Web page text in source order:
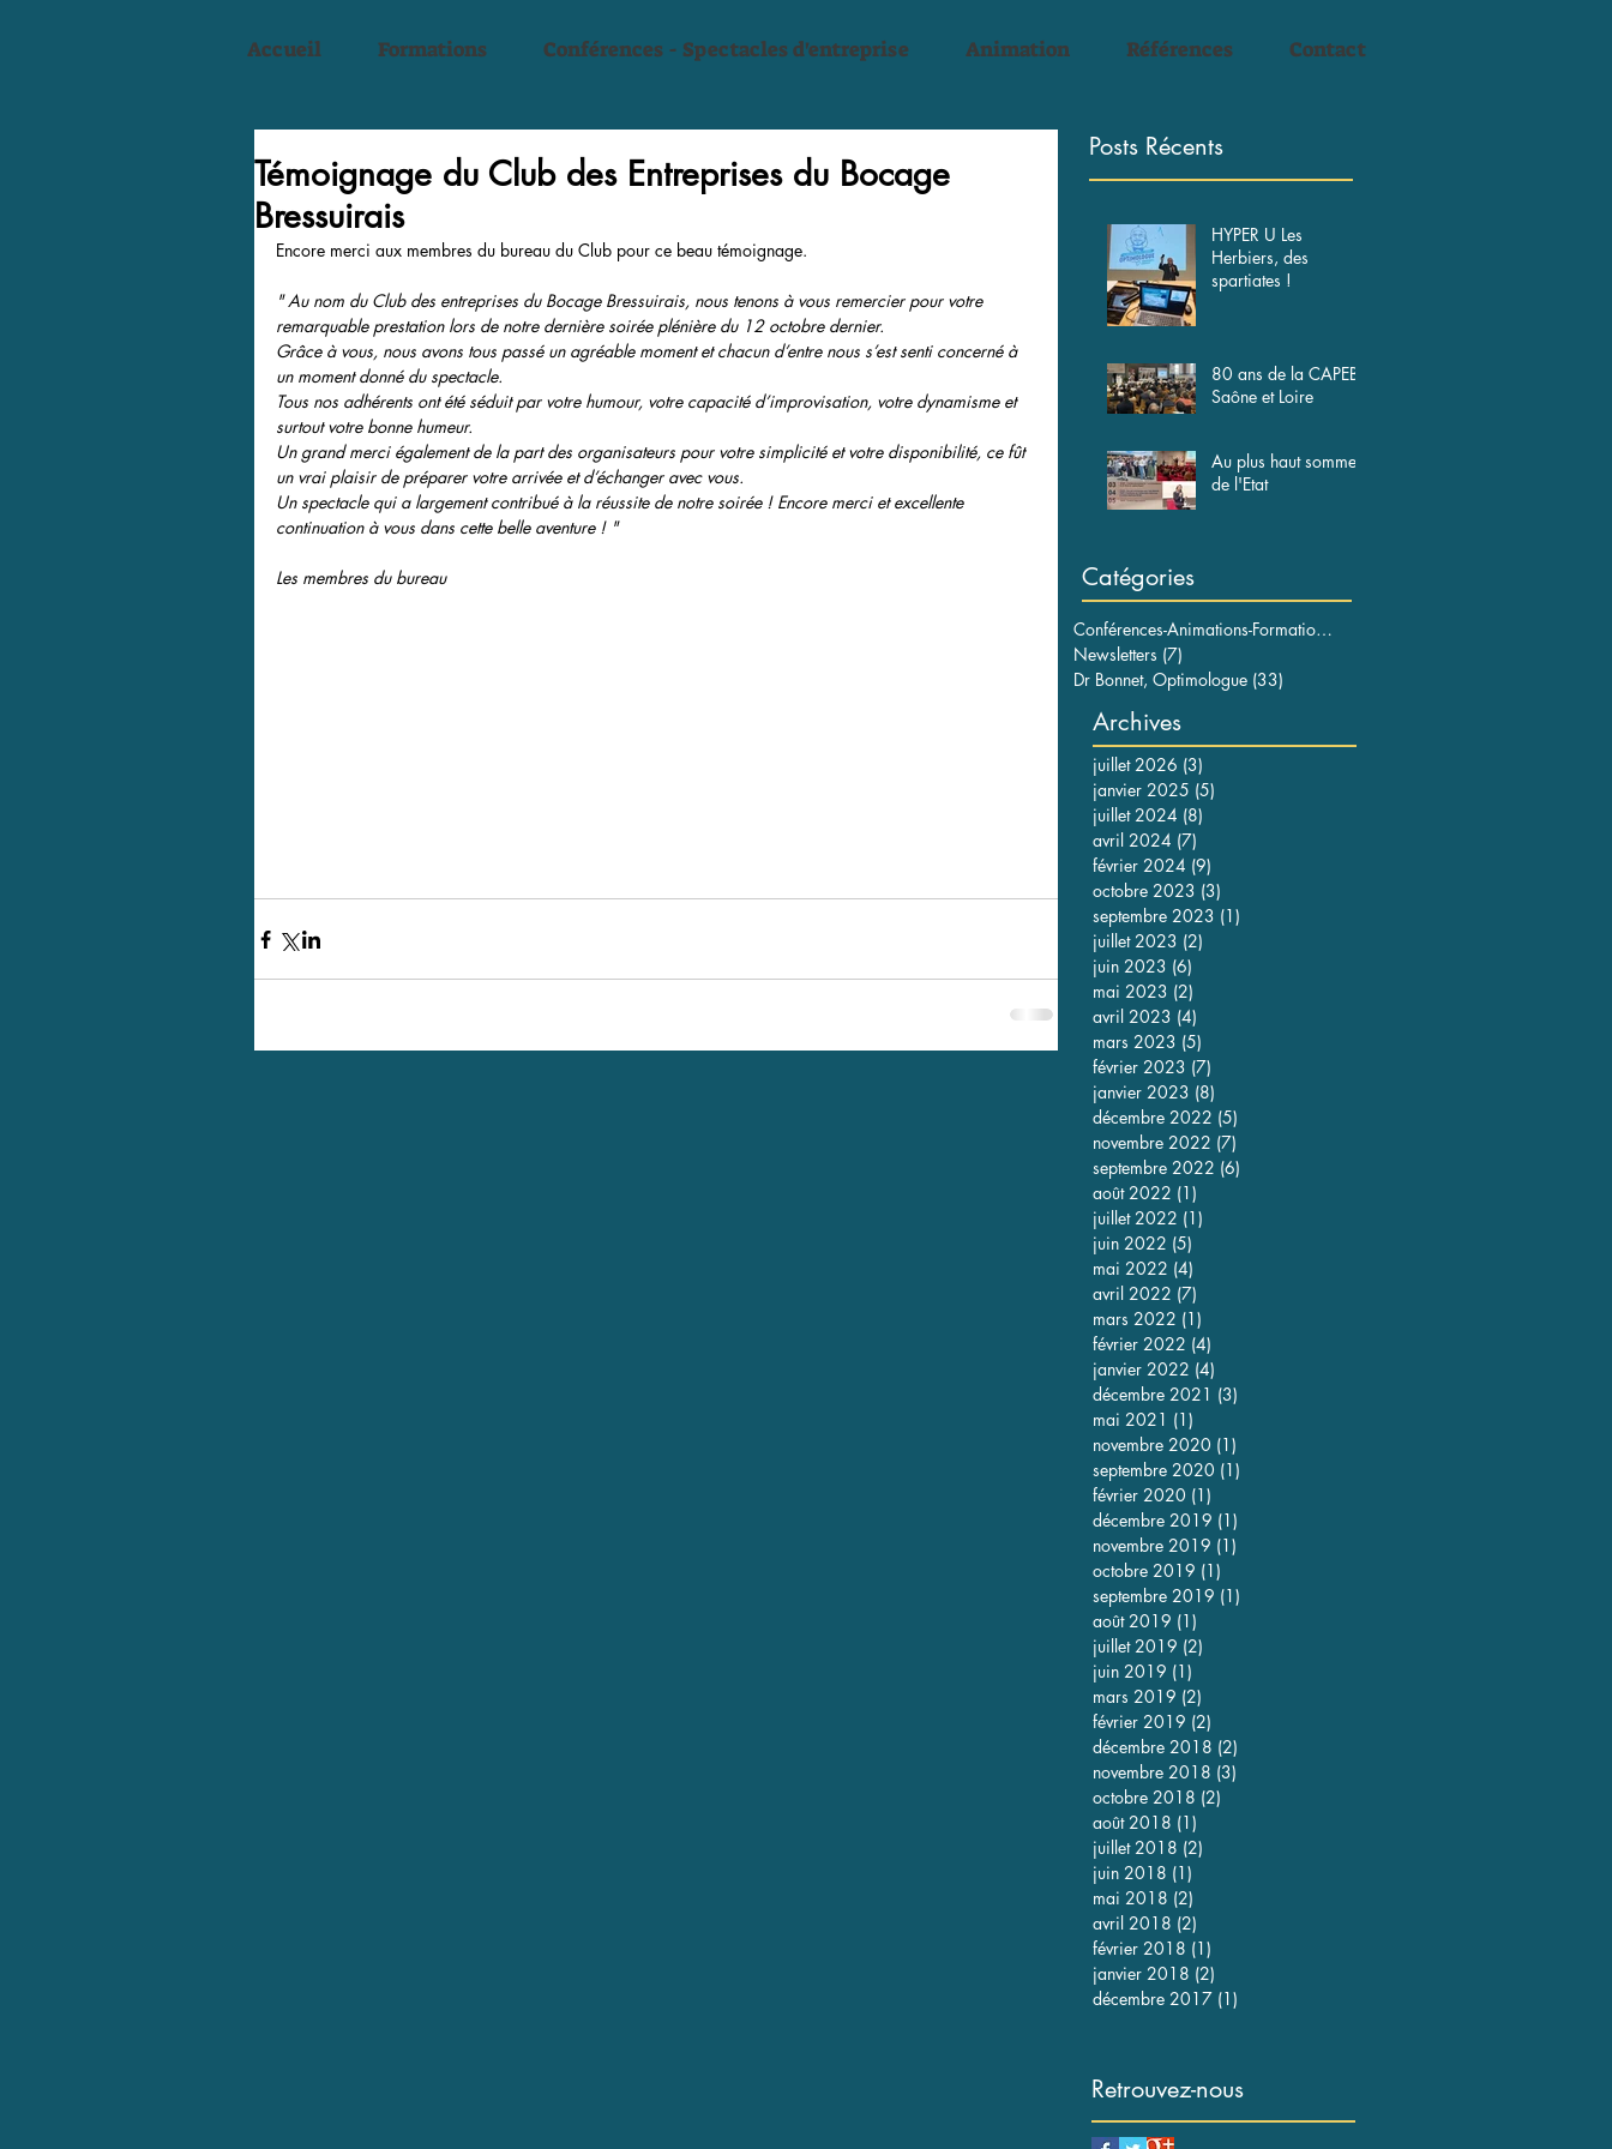
Accueil Formations Conférences - Spectacles d'entreprise Animation Références Contact
Témoignage du Club des Entreprises du Bocage
Bressuirais
Encore merci aux membres du bureau du Club pour ce beau témoignage.
" Au nom du Club des entreprises du Bocage Bressuirais, nous tenons à vous remercier pour votre
remarquable prestation lors de notre dernière soirée plénière du 12 octobre dernier.
Grâce à vous, nous avons tous passé un agréable moment et chacun d’entre nous s’est senti concerné à
un moment donné du spectacle.
Tous nos adhérents ont été séduit par votre humour, votre capacité d’improvisation, votre dynamisme et
surtout votre bonne humeur.
Un grand merci également de la part des organisateurs pour votre simplicité et votre disponibilité, ce fût
un vrai plaisir de préparer votre arrivée et d’échanger avec vous.
Un spectacle qui a largement contribué à la réussite de notre soirée ! Encore merci et excellente
continuation à vous dans cette belle aventure ! "
Les membres du bureau
Posts Récents
HYPER U Les
Herbiers, des
spartiates !
80 ans de la CAPEB
Saône et Loire
Au plus haut sommet
de l'Etat
Catégories
Conférences-Animations-Formations
Newsletters (7)
Dr Bonnet, Optimologue (33)
Archives
juillet 2026 (3)
janvier 2025 (5)
juillet 2024 (8)
avril 2024 (7)
février 2024 (9)
octobre 2023 (3)
septembre 2023 (1)
juillet 2023 (2)
juin 2023 (6)
mai 2023 (2)
avril 2023 (4)
mars 2023 (5)
février 2023 (7)
janvier 2023 (8)
décembre 2022 (5)
novembre 2022 (7)
septembre 2022 (6)
août 2022 (1)
juillet 2022 (1)
juin 2022 (5)
mai 2022 (4)
avril 2022 (7)
mars 2022 (1)
février 2022 (4)
janvier 2022 (4)
décembre 2021 (3)
mai 2021 (1)
novembre 2020 (1)
septembre 2020 (1)
février 2020 (1)
décembre 2019 (1)
novembre 2019 (1)
octobre 2019 (1)
septembre 2019 (1)
août 2019 (1)
juillet 2019 (2)
juin 2019 (1)
mars 2019 (2)
février 2019 (2)
décembre 2018 (2)
novembre 2018 (3)
octobre 2018 (2)
août 2018 (1)
juillet 2018 (2)
juin 2018 (1)
mai 2018 (2)
avril 2018 (2)
février 2018 (1)
janvier 2018 (2)
décembre 2017 (1)
Retrouvez-nous